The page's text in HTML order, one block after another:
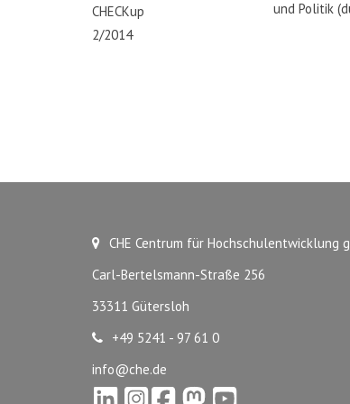
CHECKup
2/2014
und Politik
CHE Centrum für Hochschulentwicklung
Carl-Bertelsmann-Straße 256
33311 Gütersloh
+49 5241 - 97 61 0
info@che.de